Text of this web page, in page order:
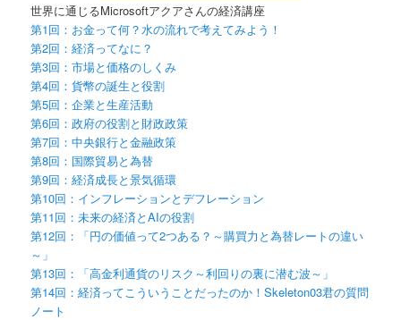
世界に通じるMicrosoftアクアさんの経済講座
第1回：お金って何？水の流れで考えてみよう！
第2回：経済ってなに？
第3回：市場と価格のしくみ
第4回：貨幣の誕生と役割
第5回：企業と生産活動
第6回：政府の役割と財政政策
第7回：中央銀行と金融政策
第8回：国際貿易と為替
第9回：経済成長と景気循環
第10回：インフレーションとデフレーション
第11回：未来の経済とAIの役割
第12回：「円の価値って2つある？～購買力と為替レートの違い
～」
第13回：「高金利通貨のリスク～利回りの裏に潜む波～」
第14回：経済ってこういうことだったのか！Skeleton03君の質問
ノート